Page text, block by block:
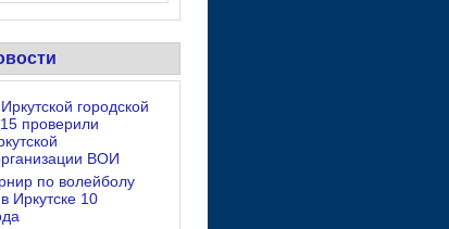
городской
проверили
ВОИ
по волейболу
Иркутске 10